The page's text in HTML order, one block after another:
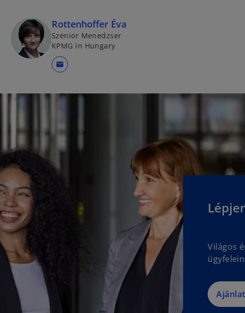
Rottenhoffer Éva
Szenior Menedzser
KPMG in Hungary
mail
Világos